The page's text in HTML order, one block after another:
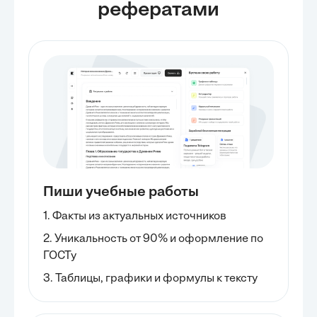
разработанный для стимуляции эмоционально-волевого развития, а также
даны методические указания по их проведению. Целью главы было
рефератами
Пиши учебные работы
1. Факты из актуальных источников
2. Уникальность от 90% и оформление по
ГОСТу
3. Таблицы, графики и формулы к тексту